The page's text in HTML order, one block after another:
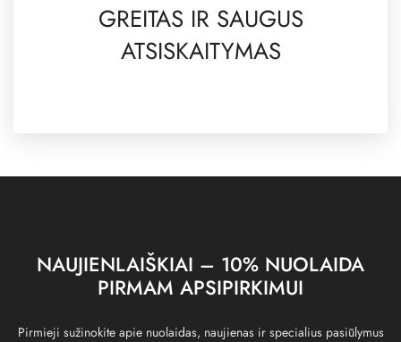
GREITAS IR SAUGUS
ATSISKAITYMAS
NAUJIENLAIŠKIAI – 10% NUOLAIDA
PIRMAM APSIPIRKIMUI
Pirmieji sužinokite apie nuolaidas, naujienas ir specialius pasiūlymus